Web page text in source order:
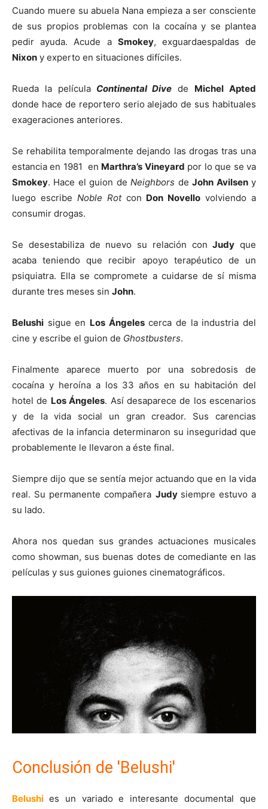
Cuando muere su abuela Nana empieza a ser consciente
de sus propios problemas con la cocaína y se plantea
pedir ayuda. Acude a Smokey, exguardaespaldas de
Nixon y experto en situaciones difíciles.
Rueda la películaContinental Dive de Michel Apted
donde hace de reportero serio alejado de sus habituales
exageraciones anteriores.
Se rehabilita temporalmente dejando las drogas tras una
estancia en 1981 en Marthra’s Vineyard por lo que se va
Smokey. Hace el guion deNeighbors deJohn Avilseny
luego escribe Noble Rotcon Don Novello volviendo a
consumir drogas.
Se desestabiliza de nuevo su relación conJudy que
acaba teniendo que recibir apoyo terapéutico de un
psiquiatra. Ella se compromete a cuidarse de sí misma
durante tres meses sin John.
Belushi sigue en Los Ángelescerca de la industria del
cine y escribe el guion de Ghostbusters.
Finalmente aparece muerto por una sobredosis de
cocaína y heroína a los 33 años en su habitación del
hotel de Los Ángeles. Así desaparece de los escenarios
y de la vida social un gran creador. Sus carencias
afectivas de la infancia determinaron su inseguridad que
probablemente le llevaron a éste final.
Siempre dijo que se sentía mejor actuando que en la vida
real. Su permanente compañera Judy siempre estuvo a
su lado.
Ahora nos quedan sus grandes actuaciones musicales
como showman, sus buenas dotes de comediante en las
películas y sus guiones guiones cinematográficos.
Conclusión de 'Belushi'
Belushi es un variado e interesante documental que